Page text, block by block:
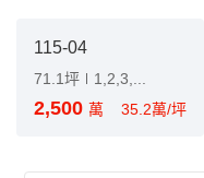
115-04
71.1坪 1,2,3,...
2,500 萬 35.2萬/坪